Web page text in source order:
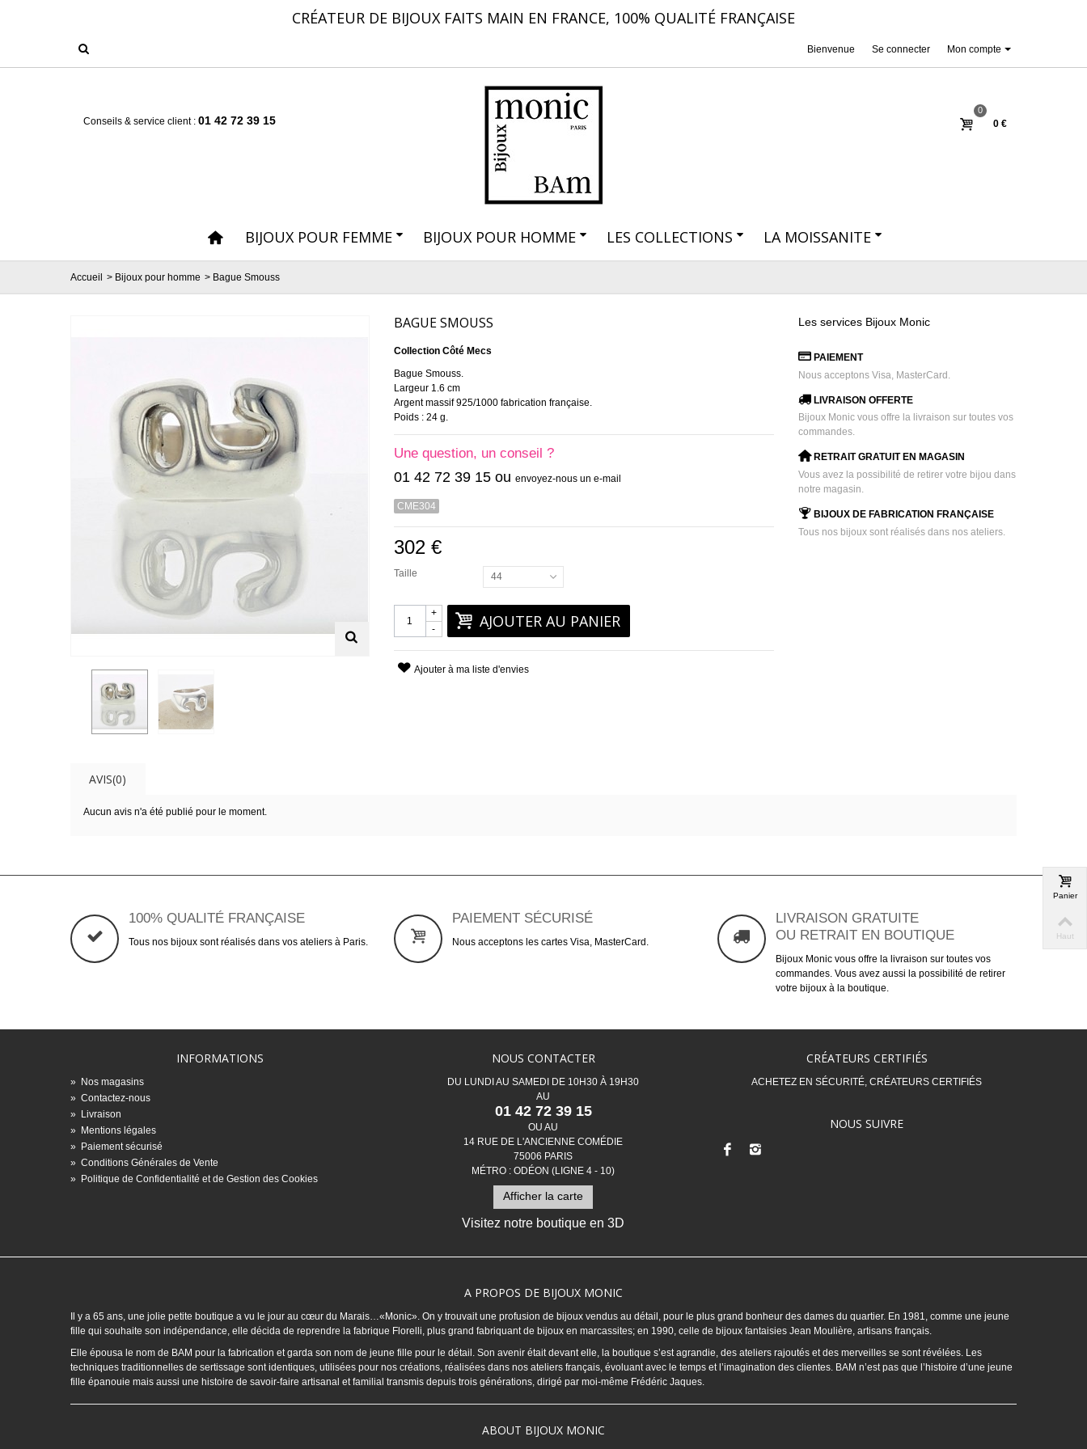
CRÉATEUR DE BIJOUX FAITS MAIN EN FRANCE, 100% QUALITÉ FRANÇAISE
Mon compte
Bienvenue Se connecter
Conseils & service client : 01 42 72 39 15
0
0 €
BIJOUX POUR FEMME BIJOUX POUR HOMME LES COLLECTIONS LA MOISSANITE
Accueil > Bijoux pour homme > Bague Smouss
BAGUE SMOUSS
Collection Côté Mecs
Bague Smouss.
Largeur 1.6 cm
Argent massif 925/1000 fabrication française.
Poids : 24 g.
Une question, un conseil ?
01 42 72 39 15 ou envoyez-nous un e-mail
CME304
302 €
Taille 44
-
+ AJOUTER AU PANIER
Ajouter à ma liste d'envies
Les services Bijoux Monic
PAIEMENT
Nous acceptons Visa, MasterCard.
LIVRAISON OFFERTE
Bijoux Monic vous offre la livraison sur toutes vos
commandes.
RETRAIT GRATUIT EN MAGASIN
Vous avez la possibilité de retirer votre bijou dans
notre magasin.
BIJOUX DE FABRICATION FRANÇAISE
Tous nos bijoux sont réalisés dans nos ateliers.
AVIS(0)
Aucun avis n'a été publié pour le moment.
100% QUALITÉ FRANÇAISE
Tous nos bijoux sont réalisés dans vos ateliers à Paris.
PAIEMENT SÉCURISÉ
Nous acceptons les cartes Visa, MasterCard.
LIVRAISON GRATUITE
OU RETRAIT EN BOUTIQUE
Bijoux Monic vous offre la livraison sur toutes vos
commandes. Vous avez aussi la possibilité de retirer
votre bijoux à la boutique.
INFORMATIONS
»
Nos magasins
» Contactez-nous
»
Livraison
»
Mentions légales
»
Paiement sécurisé
» Conditions Générales de Vente
»
Politique de Confidentialité et de Gestion des Cookies
NOUS CONTACTER
DU LUNDI AU SAMEDI DE 10H30 À 19H30
AU
01 42 72 39 15
OU AU
14 RUE DE L'ANCIENNE COMÉDIE
75006 PARIS
MÉTRO : ODÉON (LIGNE 4 - 10)
Afficher la carte
Visitez notre boutique en 3D
CRÉATEURS CERTIFIÉS
ACHETEZ EN SÉCURITÉ, CRÉATEURS CERTIFIÉS
NOUS SUIVRE
A PROPOS DE BIJOUX MONIC
Il y a 65 ans, une jolie petite boutique a vu le jour au cœur du Marais…«Monic». On y trouvait une profusion de bijoux vendus au détail, pour le plus grand bonheur des dames du quartier. En 1981, comme une jeune
fille qui souhaite son indépendance, elle décida de reprendre la fabrique Florelli, plus grand fabriquant de bijoux en marcassites; en 1990, celle de bijoux fantaisies Jean Moulière, artisans français.
Elle épousa le nom de BAM pour la fabrication et garda son nom de jeune fille pour le détail. Son avenir était devant elle, la boutique s’est agrandie, des ateliers rajoutés et des merveilles se sont révélées. Les
techniques traditionnelles de sertissage sont identiques, utilisées pour nos créations, réalisées dans nos ateliers français, évoluant avec le temps et l’imagination des clientes. BAM n’est pas que l’histoire d’une jeune
fille épanouie mais aussi une histoire de savoir-faire artisanal et familial transmis depuis trois générations, dirigé par moi-même Frédéric Jaques.
ABOUT BIJOUX MONIC
Panier
Haut